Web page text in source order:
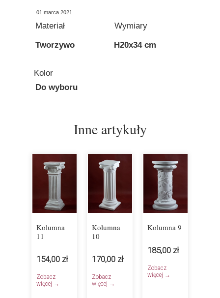
Tworzywo
Materiał Wymiary
H20x34 cm
Do wyboru
Kolor
01 marca 2021
Kolumna
11
154,00 zł
Zobacz
więcej →
Kolumna
10
170,00 zł
Zobacz
więcej →
Kolumna 9
185,00 zł
Zobacz
więcej →
Inne artykuły